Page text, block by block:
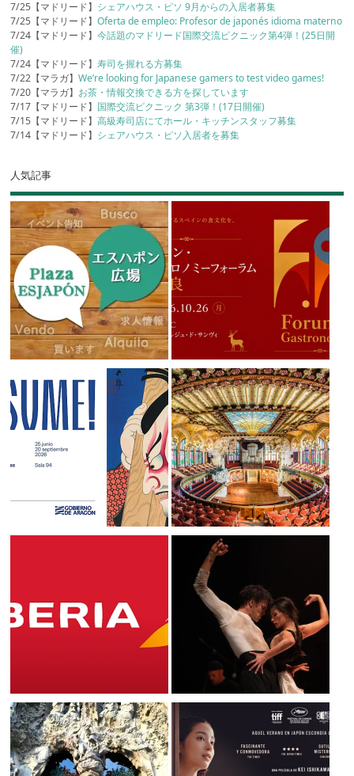
7/25【マドリード】 シェアハウス・ピソ 9月からの入居者募集
7/25【マドリード】Oferta de empleo: Profesor de japonés idioma materno
7/24【マドリード】今話題のマドリード国際交流ピクニック第4弾！(25日開
催)
7/24【マドリード】寿司を握れる方募集
7/22【マラガ】We’re looking for Japanese gamers to test video games!
7/20【マラガ】 お茶・情報交換できる方を探しています
7/17【マドリード】 国際交流ピクニック 第3弾！(17日開催)
7/15【マドリード】高級寿司店にてホール・キッチンスタッフ募集
7/14【マドリード】 シェアハウス・ピソ入居者を募集
人気記事